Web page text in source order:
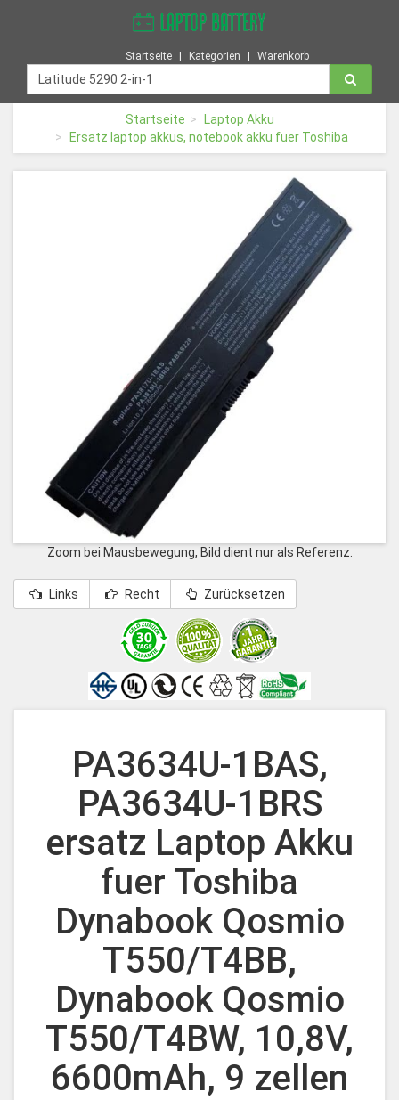
Startseite Kategorien Warenkorb
Startseite
Laptop Akku
Ersatz laptop akkus, notebook akku fuer Toshiba
Zoom bei Mausbewegung, Bild dient nur als Referenz.
Links Recht Zurücksetzen
PA3634U-1BAS,
PA3634U-1BRS
ersatz Laptop Akku
fuer Toshiba
Dynabook Qosmio
T550/T4BB,
Dynabook Qosmio
T550/T4BW, 10,8V,
6600mAh, 9 zellen